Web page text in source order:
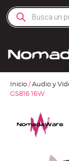
Inicio / Audio y
GS816 16W